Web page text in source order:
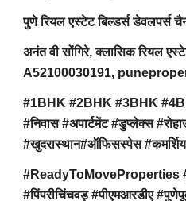
पुणे रियल एस्टेट बिल्डर्स डेवलपर्स
अनंत वी सोंगिरे, क्लासिक रियल
A52100030191,
#1BHK #2BHK #3BHK
#निवास #अपार्टमेंट #डुप्लेक्स
#खुदरास्थान#ऑफिसस्पेस
#पिंपरीचिंचवड़ #पीएमआरडीए